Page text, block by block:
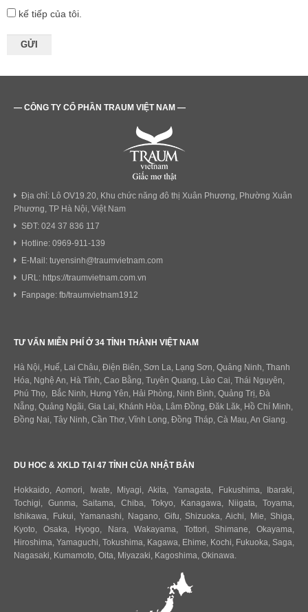
kế tiếp của tôi.
— CÔNG TY CỔ PHẦN TRAUM VIỆT NAM —
Địa chỉ: Lô OV19.20, Khu chức năng đô thị Xuân Phương, Phường Xuân
Phương, TP Hà Nội, Việt Nam
SĐT: 024 37 836 117
Hotline: 0969-911-139
E-Mail: tuyensinh@traumvietnam.com
URL: https://traumvietnam.com.vn
Fanpage: fb/traumvietnam1912
TƯ VẤN MIỄN PHÍ Ở 34 TỈNH THÀNH VIỆT NAM
Hà Nội, Huế, Lai Châu, Điện Biên, Sơn La, Lạng Sơn, Quảng Ninh, Thanh
Hóa, Nghệ An, Hà Tĩnh, Cao Bằng, Tuyên Quang, Lào Cai, Thái Nguyên,
Phú Thọ, Bắc Ninh, Hưng Yên, Hải Phòng, Ninh Bình, Quảng Trị, Đà
Nẵng, Quảng Ngãi, Gia Lai, Khánh Hòa, Lâm Đồng, Đăk Lăk, Hồ Chí Minh,
Đồng Nai, Tây Ninh, Cần Thơ, Vĩnh Long, Đồng Tháp, Cà Mau, An Giang.
DU HOC & XKLD TẠI 47 TỈNH CỦA NHẬT BẢN
Hokkaido ,Aomori Iwate Miyagi ,Akita ,Yamagata Fukushima Ibaraki
Tochigi
Gunma Saitama ,Chiba Tokyo Kanagawa Niigata ,Toyama
Ishikawa
Fukui, Yamanashi Nagano Gifu Shizuoka ,Aichi Mie Shiga
Kyoto
Osaka Hyogo Nara ,Wakayama Tottori Shimane ,Okayama
Hiroshima Yamaguchi Tokushima Kagawa Ehime Kochi Fukuoka Saga
Nagasaki Kumamoto Oita Miyazaki Kagoshima Okinawa